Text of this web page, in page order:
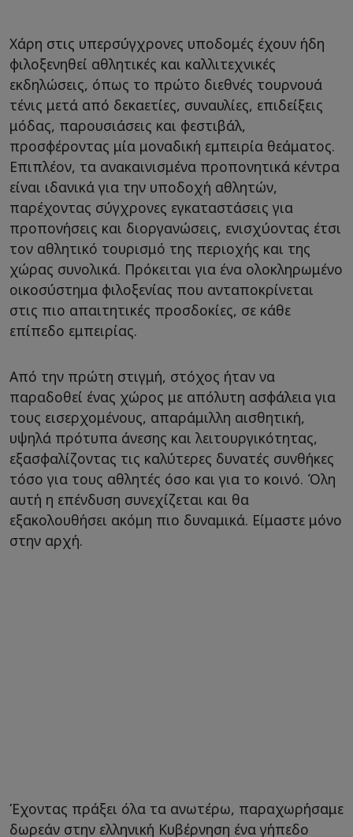
Χάρη στις υπερσύγχρονες υποδομές έχουν ήδη
φιλοξενηθεί αθλητικές και καλλιτεχνικές
εκδηλώσεις, όπως το πρώτο διεθνές τουρνουά
τένις μετά από δεκαετίες, συναυλίες, επιδείξεις
μόδας, παρουσιάσεις και φεστιβάλ,
προσφέροντας μία μοναδική εμπειρία θεάματος.
Επιπλέον, τα ανακαινισμένα προπονητικά κέντρα
είναι ιδανικά για την υποδοχή αθλητών,
παρέχοντας σύγχρονες εγκαταστάσεις για
προπονήσεις και διοργανώσεις, ενισχύοντας έτσι
τον αθλητικό τουρισμό της περιοχής και της
χώρας συνολικά. Πρόκειται για ένα ολοκληρωμένο
οικοσύστημα φιλοξενίας που ανταποκρίνεται
στις πιο απαιτητικές προσδοκίες, σε κάθε
επίπεδο εμπειρίας.
Από την πρώτη στιγμή, στόχος ήταν να
παραδοθεί ένας χώρος με απόλυτη ασφάλεια για
τους εισερχομένους, απαράμιλλη αισθητική,
υψηλά πρότυπα άνεσης και λειτουργικότητας,
εξασφαλίζοντας τις καλύτερες δυνατές συνθήκες
τόσο για τους αθλητές όσο και για το κοινό. Όλη
αυτή η επένδυση συνεχίζεται και θα
εξακολουθήσει ακόμη πιο δυναμικά. Είμαστε μόνο
στην αρχή.
Έχοντας πράξει όλα τα ανωτέρω, παραχωρήσαμε
δωρεάν στην ελληνική Κυβέρνηση ένα γήπεδο